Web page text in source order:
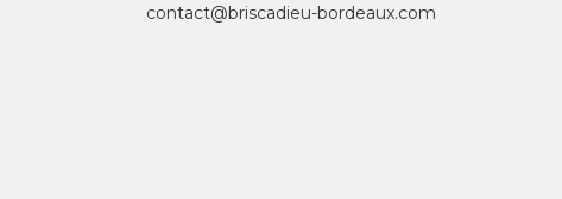
contact@briscadieu-bordeaux.com